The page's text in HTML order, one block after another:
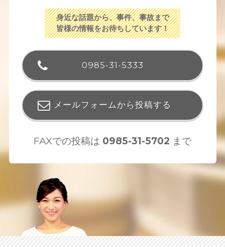
身近な話題から、事件、事故まで
皆様の情報をお待ちしています！
0985-31-5333
メールフォームから投稿する
FAXでの投稿は 0985-31-5702 まで